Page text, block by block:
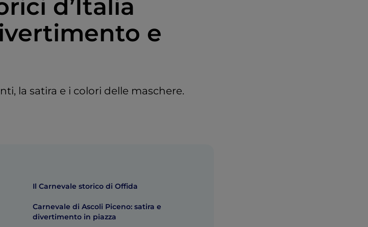
d’Italia
e
la satira e i colori delle maschere.
Il Carnevale storico di Offida
Carnevale di Ascoli Piceno: satira e
divertimento in piazza